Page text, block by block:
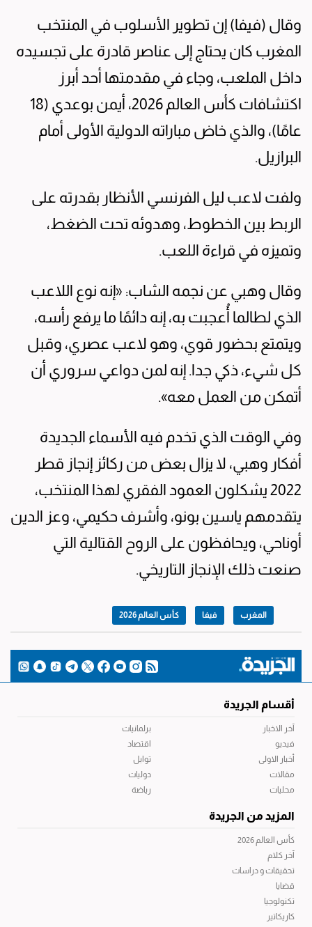
وقال (فيفا) إن تطوير الأسلوب في المنتخب
المغرب كان يحتاج إلى عناصر قادرة على تجسيده
داخل الملعب، وجاء في مقدمتها أحد أبرز
اكتشافات كأس العالم 2026، أيمن بوعدي (18
عامًا)، والذي خاض مباراته الدولية الأولى أمام
البرازيل.
ولفت لاعب ليل الفرنسي الأنظار بقدرته على
الربط بين الخطوط، وهدوئه تحت الضغط،
وتميزه في قراءة اللعب.
وقال وهبي عن نجمه الشاب: «إنه نوع اللاعب
الذي لطالما أُعجبت به، إنه دائمًا ما يرفع رأسه،
ويتمتع بحضور قوي، وهو لاعب عصري، وقبل
كل شيء، ذكي جدا. إنه لمن دواعي سروري أن
أتمكن من العمل معه».
وفي الوقت الذي تخدم فيه الأسماء الجديدة
أفكار وهبي، لا يزال بعض من ركائز إنجاز قطر
2022 يشكلون العمود الفقري لهذا المنتخب،
يتقدمهم ياسين بونو، وأشرف حكيمي، وعز الدين
أوناحي، ويحافظون على الروح القتالية التي
صنعت ذلك الإنجاز التاريخي.
المغرب فيفا كأس العالم 2026
أقسام الجريدة
آخر الاخبار
فيديو
أخبار الاولى
مقالات
محليات
برلمانيات
اقتصاد
توابل
دوليات
رياضة
المزيد من الجريدة
كأس العالم 2026
آخر كلام
تحقيقات و دراسات
قضايا
تكنولوجيا
كاريكاتير